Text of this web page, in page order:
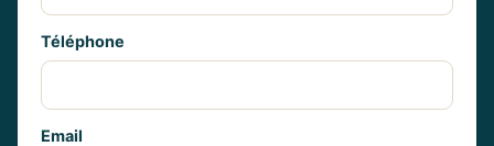
Téléphone
Email